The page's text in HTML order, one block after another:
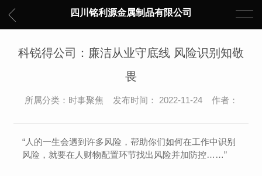
四川铭利源金属制品有限公司
科锐得公司：廉洁从业守底线 风险识别知敬
畏
所属分类：时事聚焦 发布时间： 2022-11-24 作者：
“人的一生会遇到许多风险，帮助你们如何在工作中识别
风险，就要在人财物配置环节找出风险并加防控……”